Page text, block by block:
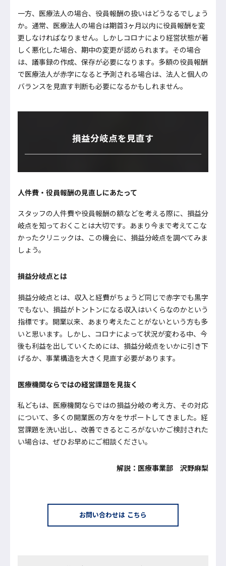
一方、医療法人の場合、役員報酬の扱いはどうなるでしょう
か。通常、医療法人の場合は期首3ヶ月以内に役員報酬を変
更しなければなりません。しかしコロナにより経営状態が著
しく悪化した場合、期中の変更が認められます。その場合
は、議事録の作成、保存が必要になります。多額の役員報酬
で医療法人が赤字になると予測される場合は、法人と個人の
バランスを見直す判断も必要になるかもしれません。
損益分岐点を見直す
人件費・役員報酬の見直しにあたって
スタッフの人件費や役員報酬の額などを考える際に、損益分
岐点を知っておくことは大切です。あまり今まで考えてこな
かったクリニックは、この機会に、損益分岐点を調べてみま
しょう。
損益分岐点とは
損益分岐点とは、収入と経費がちょうど同じで赤字でも黒字
でもない、損益がトントンになる収入はいくらなのかという
指標です。開業以来、あまり考えたことがないという方も多
いと思います。しかし、コロナによって状況が変わる中、今
後も利益を出していくためには、損益分岐点をいかに引き下
げるか、事業構造を大きく見直す必要があります。
医療機関ならではの経営課題を見抜く
私どもは、医療機関ならではの損益分岐の考え方、その対応
について、多くの開業医の方々をサポートしてきました。経
営課題を洗い出し、改善できるところがないかご検討された
い場合は、ぜひお早めにご相談ください。
解説：医療事業部 沢野麻梨
お問い合わせは こちら